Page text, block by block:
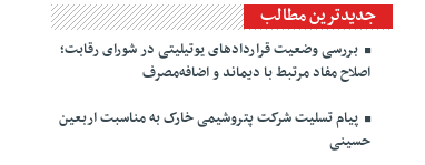
جدیدترین مطالب
بررسی وضعیت قراردادهای یوتیلیتی در شورای رقابت؛
اصلاح مفاد مرتبط با دیماند و اضافه‌مصرف
پیام تسلیت شرکت پتروشیمی خارک به مناسبت اربعین
حسینی